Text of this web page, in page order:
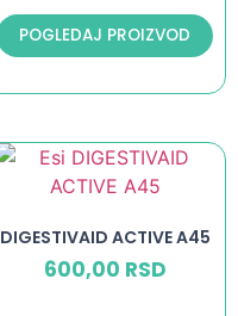
POGLEDAJ PROIZVOD
DIGESTIVAID ACTIVE A45
600,00 RSD